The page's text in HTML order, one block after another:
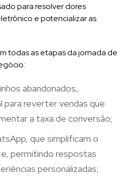
para resolver dores
e potencializar as
todas as etapas da jornada de
abandonados,
para reverter vendas que
a taxa de conversão;
que simplificam o
permitindo respostas
personalizadas;